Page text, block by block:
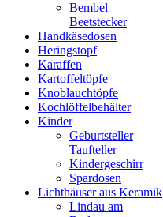
Bembel
Beetstecker
Handkäsedosen
Heringstopf
Karaffen
Kartoffeltöpfe
Knoblauchtöpfe
Kochlöffelbehälter
Kinder
Geburtsteller
Taufteller
Kindergeschirr
Spardosen
Lichthäuser aus Keramik
Lindau am